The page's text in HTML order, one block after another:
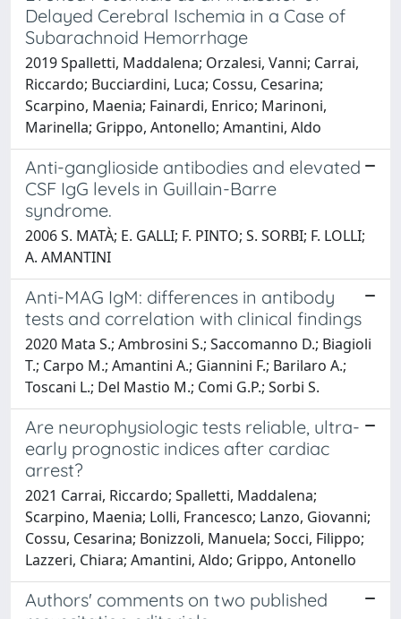
Delayed Cerebral Ischemia in a Case of
Subarachnoid Hemorrhage
2019 Spalletti, Maddalena; Orzalesi, Vanni; Carrai,
Riccardo; Bucciardini, Luca; Cossu, Cesarina;
Scarpino, Maenia; Fainardi, Enrico; Marinoni,
Marinella; Grippo, Antonello; Amantini, Aldo
Anti-ganglioside antibodies and elevated
CSF IgG levels in Guillain-Barre
syndrome.
2006 S. MATÀ; E. GALLI; F. PINTO; S. SORBI; F. LOLLI;
A. AMANTINI
Anti-MAG IgM: differences in antibody
tests and correlation with clinical findings
2020 Mata S.; Ambrosini S.; Saccomanno D.; Biagioli
T.; Carpo M.; Amantini A.; Giannini F.; Barilaro A.;
Toscani L.; Del Mastio M.; Comi G.P.; Sorbi S.
Are neurophysiologic tests reliable, ultra-
early prognostic indices after cardiac
arrest?
2021 Carrai, Riccardo; Spalletti, Maddalena;
Scarpino, Maenia; Lolli, Francesco; Lanzo, Giovanni;
Cossu, Cesarina; Bonizzoli, Manuela; Socci, Filippo;
Lazzeri, Chiara; Amantini, Aldo; Grippo, Antonello
Authors' comments on two published